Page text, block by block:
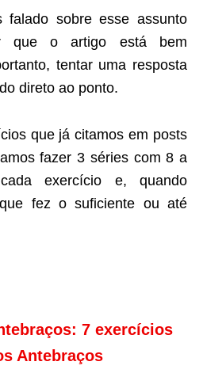
falado sobre esse assunto
que o artigo está bem
tentar uma resposta
direto ao ponto.
que já citamos em posts
fazer 3 séries com 8 a
exercício e, quando
fez o suficiente ou até
7 exercícios
Antebraços